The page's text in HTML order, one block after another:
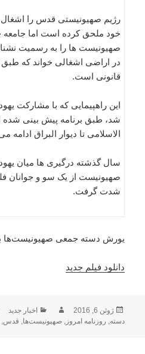
رژیم صهیونیستی قدس را اشغال
خود ملحق کرده است اما جامعه
صهیونیست ها را به رسمیت
در اراضی اشغالی خواند که طبق
قانونی است.
این راهپیمایی که با مشارکت
شد، طبق برنامه پیش بینی شده
الاسلامی تا دیوار البراق ادامه
سال گذشته درگیری ها میان
صهیونیست از یک سو و جوانان
شدت گرفت.
یورش دسته جمعی صهیونیست‌ها
دانلود فیلم جدید
ارسال
شده
ژوئن 6, 2016 نویسندهدسته‌ها
اخبار جدید
دسته, روزنامه امروز,صهیونیست‌ها, قدس